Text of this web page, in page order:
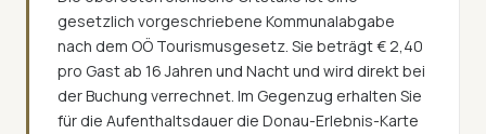
gesetzlich vorgeschriebene Kommunalabgabe
nach dem OÖ Tourismusgesetz. Sie beträgt € 2,40
pro Gast ab 16 Jahren und Nacht und wird direkt bei
der Buchung verrechnet. Im Gegenzug erhalten Sie
für die Aufenthaltsdauer die Donau-Erlebnis-Karte